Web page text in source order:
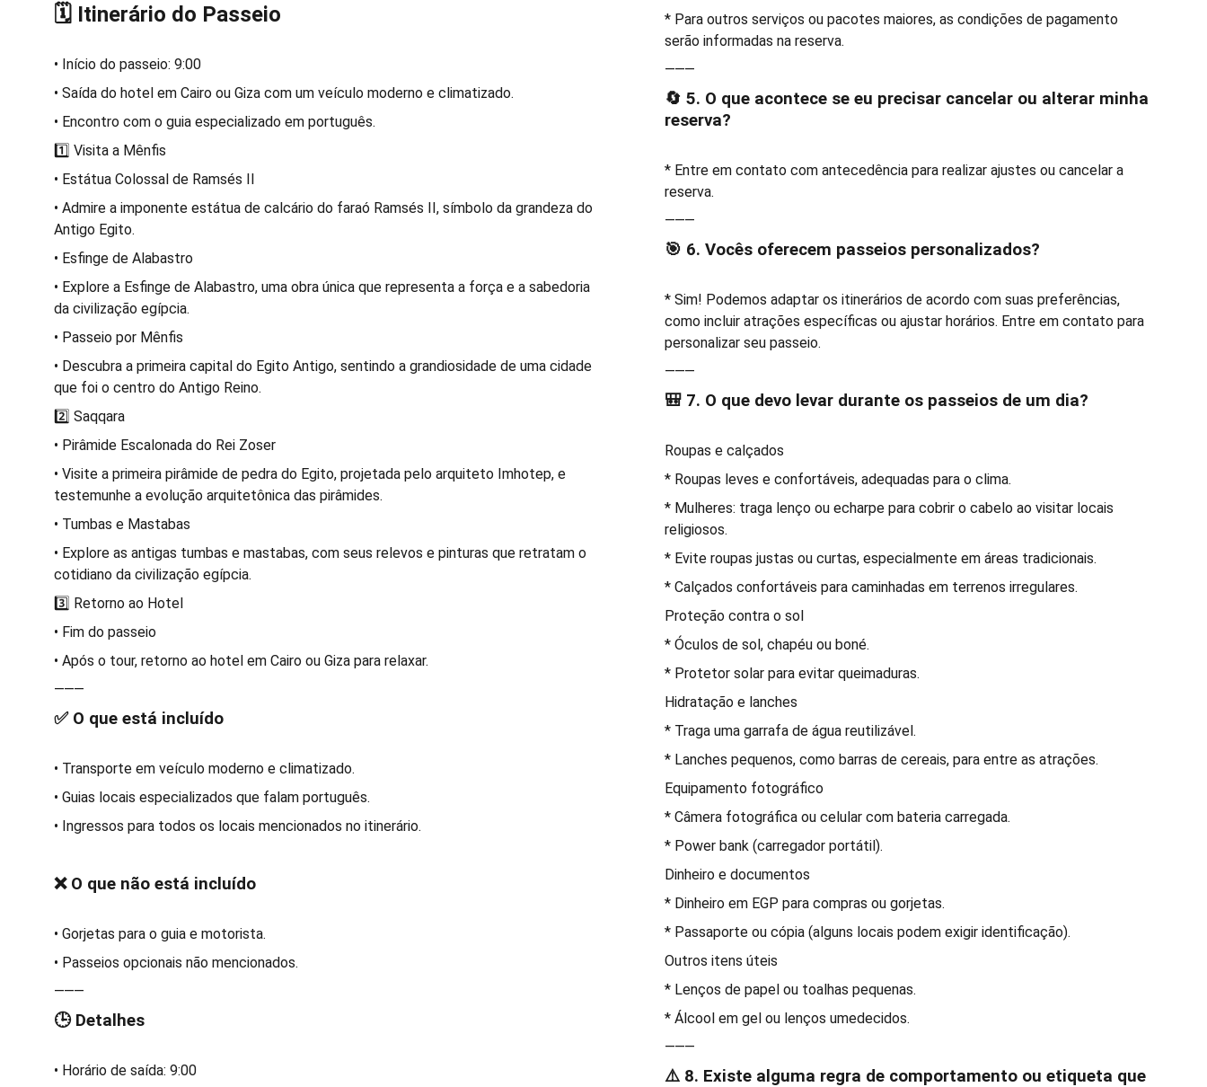
🗓️ Itinerário do Passeio
• Início do passeio: 9:00
• Saída do hotel em Cairo ou Giza com um veículo moderno e climatizado.
• Encontro com o guia especializado em português.
1️⃣ Visita a Mênfis
• Estátua Colossal de Ramsés II
• Admire a imponente estátua de calcário do faraó Ramsés II, símbolo da grandeza do
Antigo Egito.
• Esfinge de Alabastro
• Explore a Esfinge de Alabastro, uma obra única que representa a força e a sabedoria
da civilização egípcia.
• Passeio por Mênfis
• Descubra a primeira capital do Egito Antigo, sentindo a grandiosidade de uma cidade
que foi o centro do Antigo Reino.
2️⃣ Saqqara
• Pirâmide Escalonada do Rei Zoser
• Visite a primeira pirâmide de pedra do Egito, projetada pelo arquiteto Imhotep, e
testemunhe a evolução arquitetônica das pirâmides.
• Tumbas e Mastabas
• Explore as antigas tumbas e mastabas, com seus relevos e pinturas que retratam o
cotidiano da civilização egípcia.
3️⃣ Retorno ao Hotel
• Fim do passeio
• Após o tour, retorno ao hotel em Cairo ou Giza para relaxar.
⸻
✅ O que está incluído
• Transporte em veículo moderno e climatizado.
• Guias locais especializados que falam português.
• Ingressos para todos os locais mencionados no itinerário.
❌ O que não está incluído
• Gorjetas para o guia e motorista.
• Passeios opcionais não mencionados.
⸻
🕒 Detalhes
• Horário de saída: 9:00
* Para outros serviços ou pacotes maiores, as condições de pagamento
serão informadas na reserva.
⸻
🔄 5. O que acontece se eu precisar cancelar ou alterar minha
reserva?
* Entre em contato com antecedência para realizar ajustes ou cancelar a
reserva.
⸻
🎯 6. Vocês oferecem passeios personalizados?
* Sim! Podemos adaptar os itinerários de acordo com suas preferências,
como incluir atrações específicas ou ajustar horários. Entre em contato para
personalizar seu passeio.
⸻
🎒 7. O que devo levar durante os passeios de um dia?
Roupas e calçados
* Roupas leves e confortáveis, adequadas para o clima.
* Mulheres: traga lenço ou echarpe para cobrir o cabelo ao visitar locais
religiosos.
* Evite roupas justas ou curtas, especialmente em áreas tradicionais.
* Calçados confortáveis para caminhadas em terrenos irregulares.
Proteção contra o sol
* Óculos de sol, chapéu ou boné.
* Protetor solar para evitar queimaduras.
Hidratação e lanches
* Traga uma garrafa de água reutilizável.
* Lanches pequenos, como barras de cereais, para entre as atrações.
Equipamento fotográfico
* Câmera fotográfica ou celular com bateria carregada.
* Power bank (carregador portátil).
Dinheiro e documentos
* Dinheiro em EGP para compras ou gorjetas.
* Passaporte ou cópia (alguns locais podem exigir identificação).
Outros itens úteis
* Lenços de papel ou toalhas pequenas.
* Álcool em gel ou lenços umedecidos.
⸻
⚠️ 8. Existe alguma regra de comportamento ou etiqueta que